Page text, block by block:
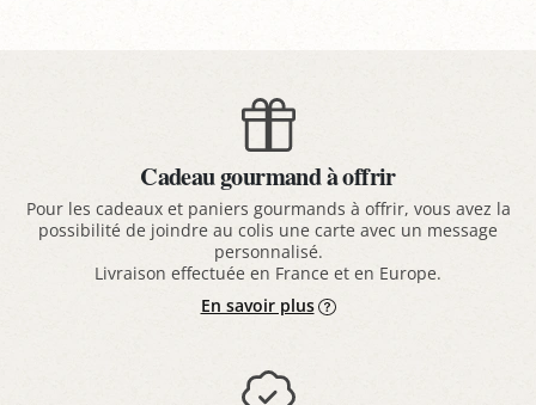
Cadeau gourmand à offrir
Pour les cadeaux et paniers gourmands à offrir, vous avez la
possibilité de joindre au colis une carte avec un message
personnalisé.
Livraison effectuée en France et en Europe.
En savoir plus